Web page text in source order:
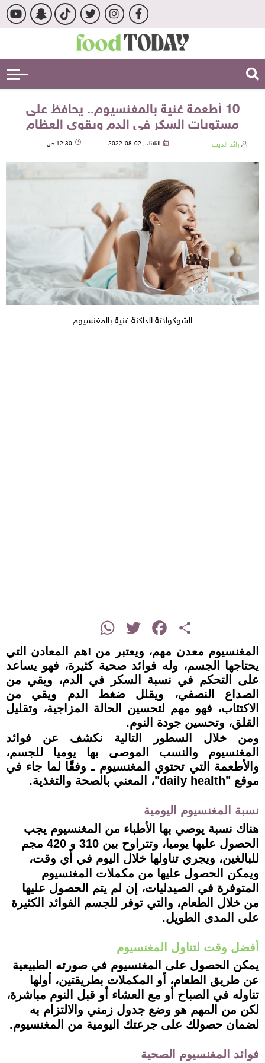
10 أطعمة غنية بالمغنسيوم.. يحافظ على
مستويات السكر في الدم ويقوي العظام
رائد الديب الثلاثاء , 02-08-2022 12:30 ص
الشوكولاتة الداكنة غنية بالمغنسيوم
Share
Facebook
Twitter
WhatsApp
المغنسيوم معدن مهم، ويعتبر من أهم المعادن التي
يحتاجها الجسم، وله فوائد صحية كثيرة، فهو يساعد
على التحكم في نسبة السكر في الدم، ويقي من
الصداع النصفي، ويقلل ضغط الدم ويقي من
الاكتئاب، فهو مهم لتحسين الحالة المزاجية، وتقليل
القلق، وتحسين جودة النوم.
ومن خلال السطور التالية نكشف عن فوائد
المغنسيوم والنسب الموصى بها يوميا للجسم،
والأطعمة التي تحتوي المغنسيوم ـ وفقًا لما جاء في
موقع "daily health"، المعني بالصحة والتغذية.
نسبة المغنسيوم اليومية
هناك نسبة يوصي بها الأطباء من المغنسيوم يجب
الحصول عليها يوميا، وتتراوح بين 310 و 420 مجم
للبالغين، ويجري تناولها خلال اليوم في أي وقت،
ويمكن الحصول عليها من مكملات المغنسيوم
المتوفرة في الصيدليات، إن لم يتم الحصول عليها
من خلال الطعام، والتي توفر للجسم الفوائد الكثيرة
على المدى الطويل.
أفضل وقت لتناول المغنسيوم
يمكن الحصول على المغنسيوم في صورته الطبيعية
عن طريق الطعام، أو المكملات بطريقتين، أولها
تناوله في الصباح أو مع العشاء أو قبل النوم مباشرة،
لكن من المهم هو وضع جدول زمني والالتزام به
لضمان حصولك على جرعتك اليومية من المغنسيوم.
فوائد المغنسيوم الصحية